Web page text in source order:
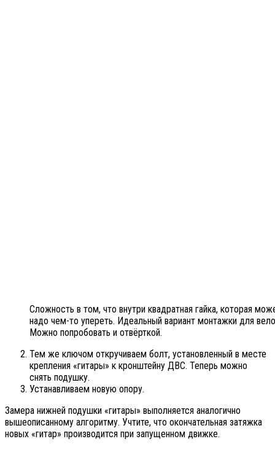
Сложность в том, что внутри квадратная гайка, которая
надо чем-то упереть. Идеальный вариант монтажки для
Можно попробовать и отвёрткой.
Тем же ключом откручиваем болт, установленный в месте
крепления «гитары» к кронштейну ДВС. Теперь можно
снять подушку.
Устанавливаем новую опору.
Замера нижней подушки «гитары» выполняется аналогично
вышеописанному алгоритму. Учтите, что окончательная затяжка
новых «гитар» производится при запущенном движке.